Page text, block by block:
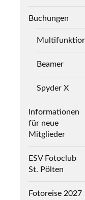
Buchungen
Beamer
Spyder X
Informationen
für neue
Mitglieder
ESV Fotoclub
St. Pölten
Fotoreise 2027